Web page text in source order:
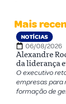
Mais
NOTÍCIAS
06/08/2026
Alexandre
da liderança
O executivo
empresas para
formação de